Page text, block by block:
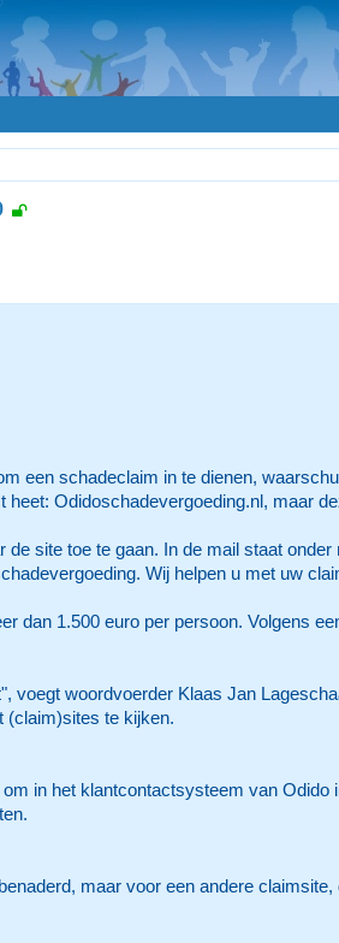
een schadeclaim in te dienen,
Odidoschadevergoeding.nl, maar
site toe te gaan. In de mail staat
Wij helpen u met uw
dan 1.500 euro per persoon. Volgens
voegt woordvoerder Klaas Jan
(claim)sites te kijken.
in het klantcontactsysteem van Odido
maar voor een andere